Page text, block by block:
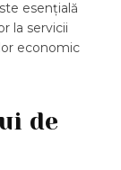
esențială
la servicii
economic
de